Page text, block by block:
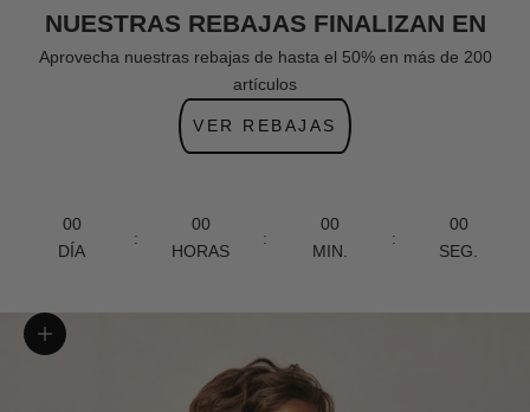
NUESTRAS REBAJAS FINALIZAN EN
Aprovecha nuestras rebajas de hasta el 50% en más de 200
artículos
VER REBAJAS
00
DÍA
:
00
HORAS
:
00
MIN.
:
00
SEG.
Zoom